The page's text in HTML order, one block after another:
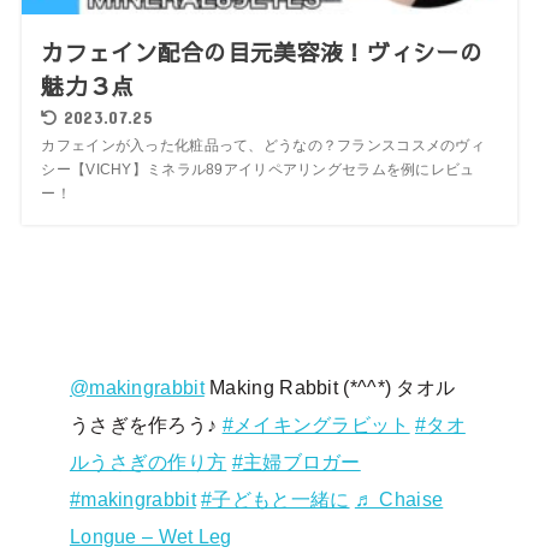
カフェイン配合の目元美容液！ヴィシーの
魅力３点
2023.07.25
カフェインが入った化粧品って、どうなの？フランスコスメのヴィ
シー【VICHY】ミネラル89アイリペアリングセラムを例にレビュ
ー！
@makingrabbitMaking Rabbit (*^^*) タオル
うさぎを作ろう♪ #メイキングラビット #タオ
ルうさぎの作り方 #主婦ブロガー
#makingrabbit #子どもと一緒に
♬ Chaise
Longue – Wet Leg